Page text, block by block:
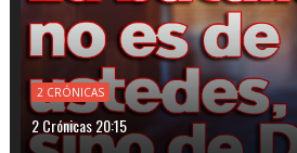
2 CRÓNICAS
2 Crónicas 20:15